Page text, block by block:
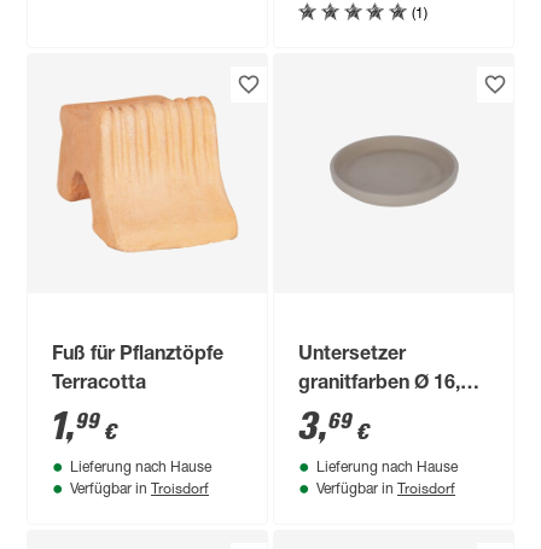
(1)
Fuß für Pflanztöpfe
Terracotta
1,99 €
Lieferung nach Hause
Verfügbar in Troisdorf
Untersetzer
granitfarben Ø 16,1
cm
3,69 €
Lieferung nach Hause
Verfügbar in Troisdorf